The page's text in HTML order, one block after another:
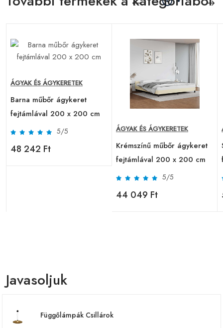
ÁGYAK ÉS ÁGYKERETEK
Barna műbőr ágykeret
fejtámlával 200 x 200 cm
5/5
48 242 Ft
ÁGYAK ÉS ÁGYKERETEK
Krémszínű műbőr ágykeret
fejtámlával 200 x 200 cm
5/5
44 049 Ft
Javasoljuk
Függőlámpák Csillárok